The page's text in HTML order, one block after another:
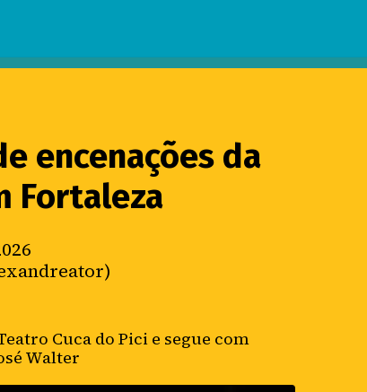
encenações da
Fortaleza
Cuca do Pici e segue com
Walter